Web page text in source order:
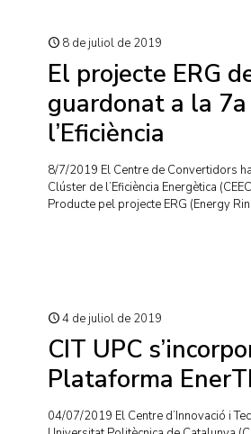
8 de juliol de 2019
El projecte ERG
guardonat a la
l’Eficiència
8/7/2019 El Centre de Convertidors
Clúster de l’Eficiència Energètica
Producte pel projecte ERG (Energy
4 de juliol de 2019
CIT UPC
Plataforma
04/07/2019 El Centre d’Innovació i